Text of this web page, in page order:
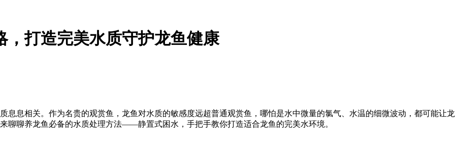
打造完美水质守护龙鱼健康
息息相关。作为名贵的观赏鱼，龙鱼对水质的敏感度远超普通观赏鱼，哪怕是水中微量的氯气、水温的细微波动，都可能让龙
聊聊养龙鱼必备的水质处理方法——静置式困水，手把手教你打造适合龙鱼的完美水环境。